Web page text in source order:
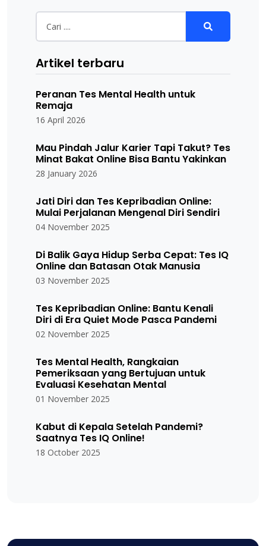
Artikel terbaru
Peranan Tes Mental Health untuk
Remaja
16 April 2026
Mau Pindah Jalur Karier Tapi Takut? Tes
Minat Bakat Online Bisa Bantu Yakinkan
28 January 2026
Jati Diri dan Tes Kepribadian Online:
Mulai Perjalanan Mengenal Diri Sendiri
04 November 2025
Di Balik Gaya Hidup Serba Cepat: Tes IQ
Online dan Batasan Otak Manusia
03 November 2025
Tes Kepribadian Online: Bantu Kenali
Diri di Era Quiet Mode Pasca Pandemi
02 November 2025
Tes Mental Health, Rangkaian
Pemeriksaan yang Bertujuan untuk
Evaluasi Kesehatan Mental
01 November 2025
Kabut di Kepala Setelah Pandemi?
Saatnya Tes IQ Online!
18 October 2025